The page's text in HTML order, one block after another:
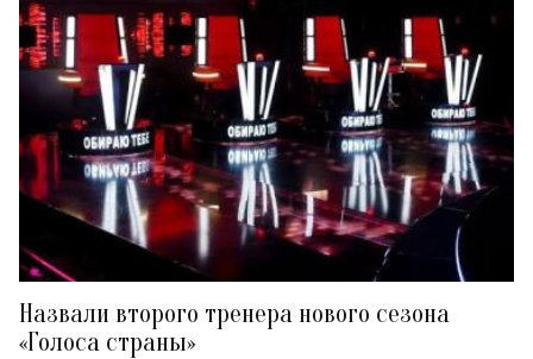
Назвали второго тренера нового сезона
«Голоса страны»